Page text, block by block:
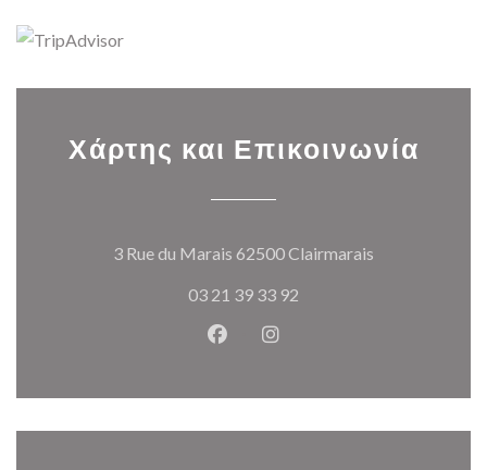
Χάρτης και Επικοινωνία
3 Rue du Marais 62500 Clairmarais
03 21 39 33 92
Facebook ((ανοίγει σε νέο
Instagram ((ανοίγει σε